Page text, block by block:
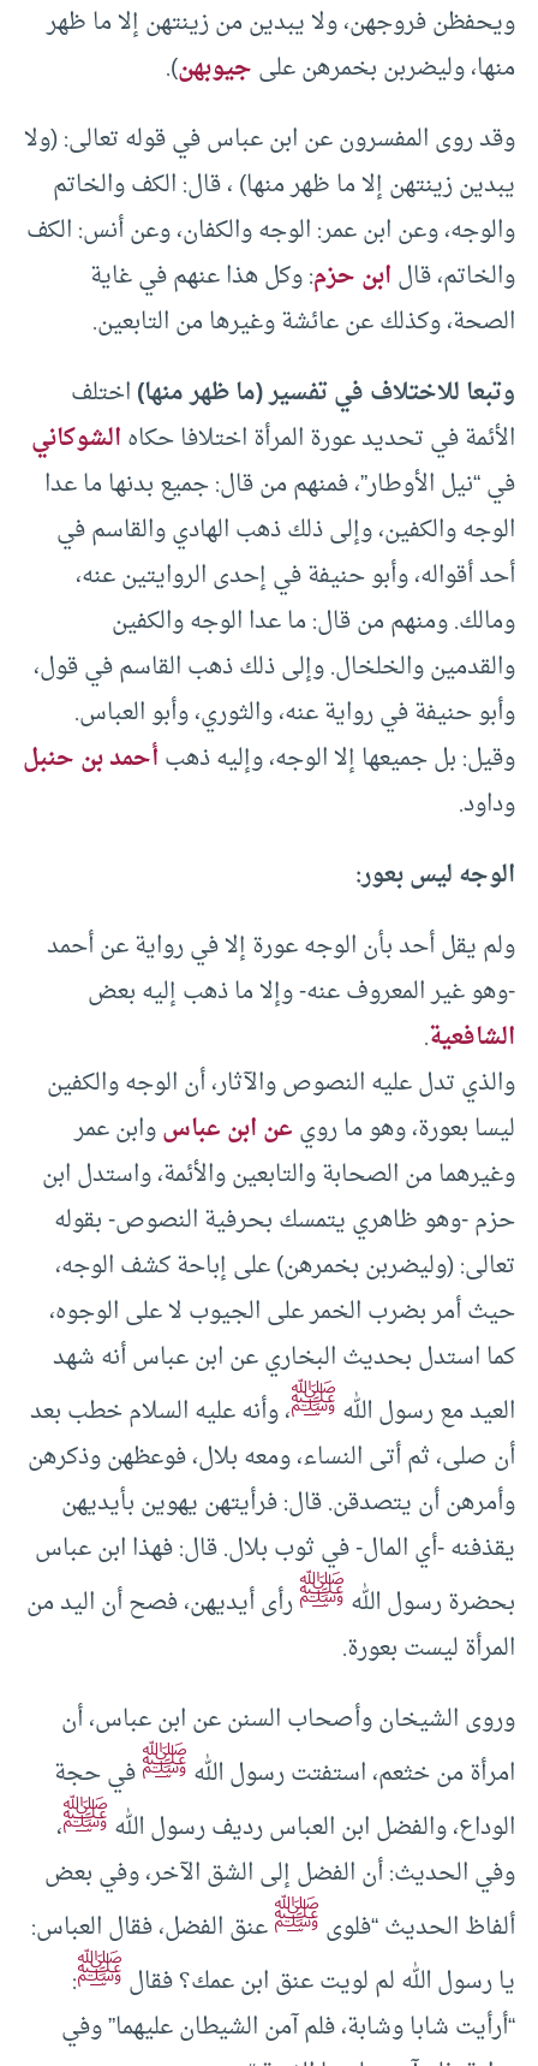
ويحفظن فروجهن، ولا يبدين من زينتهن إلا ما ظهر
منها، وليضربن بخمرهن علىجيوبهن).
وقد روى المفسرون عن ابن عباس في قوله تعالى: (ولا
يبدين زينتهن إلا ما ظهر منها) ، قال: الكف والخاتم
والوجه، وعن ابن عمر: الوجه والكفان، وعن أنس: الكف
والخاتم، قالابن حزم: وكل هذا عنهم في غاية
الصحة، وكذلك عن عائشة وغيرها من التابعين.
وتبعا للاختلاف في تفسير (ما ظهر منها)اختلف
الأئمة في تحديد عورة المرأة اختلافا حكاهالشوكاني
في “نيل الأوطار”، فمنهم من قال: جميع بدنها ما عدا
الوجه والكفين، وإلى ذلك ذهب الهادي والقاسم في
أحد أقواله، وأبو حنيفة في إحدى الروايتين عنه،
ومالك. ومنهم من قال: ما عدا الوجه والكفين
والقدمين والخلخال. وإلى ذلك ذهب القاسم في قول،
وأبو حنيفة في رواية عنه، والثوري، وأبو العباس.
وقيل: بل جميعها إلا الوجه، وإليه ذهبأحمد بن حنبل
وداود.
الوجه ليس بعور:
ولم يقل أحد بأن الوجه عورة إلا في رواية عن أحمد
-وهو غير المعروف عنه- وإلا ما ذهب إليه بعض
الشافعية.
والذي تدل عليه النصوص والآثار، أن الوجه والكفين
ليسا بعورة، وهو ما رويعن ابن عباسوابن عمر
وغيرهما من الصحابة والتابعين والأئمة، واستدل ابن
حزم -وهو ظاهري يتمسك بحرفية النصوص- بقوله
تعالى: (وليضربن بخمرهن) على إباحة كشف الوجه،
حيث أمر بضرب الخمر على الجيوب لا على الوجوه،
كما استدل بحديث البخاري عن ابن عباس أنه شهد
العيد مع رسول اللهﷺ، وأنه عليه السلام خطب بعد
أن صلى، ثم أتى النساء، ومعه بلال، فوعظهن وذكرهن
وأمرهن أن يتصدقن. قال: فرأيتهن يهوين بأيديهن
يقذفنه -أي المال- في ثوب بلال. قال: فهذا ابن عباس
بحضرة رسول اللهﷺرأى أيديهن، فصح أن اليد من
المرأة ليست بعورة.
وروى الشيخان وأصحاب السنن عن ابن عباس، أن
امرأة من خثعم، استفتت رسول اللهﷺفي حجة
الوداع، والفضل ابن العباس رديف رسول اللهﷺ،
وفي الحديث: أن الفضل إلى الشق الآخر، وفي بعض
ألفاظ الحديث “فلوىﷺعنق الفضل، فقال العباس:
يا رسول الله لم لويت عنق ابن عمك؟ فقالﷺ:
“أرأيت شابا وشابة، فلم آمن الشيطان عليهما” وفي